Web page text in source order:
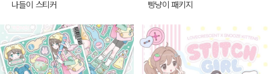
나들이 스티커 빵냥이 패키지